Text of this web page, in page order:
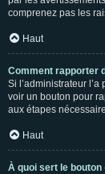
comprenez pas les
Haut
Comment rapporter
Si l’administrateur
voir un bouton pour
aux étapes
Haut
À quoi sert le bouton